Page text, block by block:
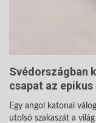
Svédországban
csapat az
Egy angol katonai
utolsó szakaszát a